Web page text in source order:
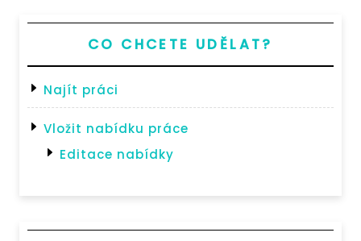
CO CHCETE UDĚLAT?
Najít práci
Vložit nabídku práce
Editace nabídky